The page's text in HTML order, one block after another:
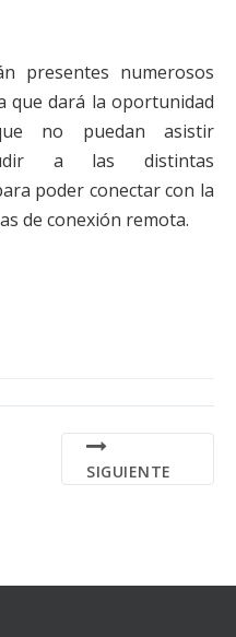
presentes numerosos
que dará la oportunidad
no puedan asistir
a las distintas
poder conectar con la
de conexión remota.
SIGUIENTE